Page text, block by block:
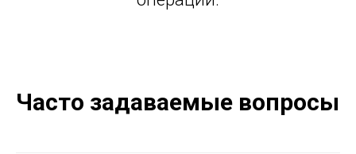
Часто задаваемые вопросы